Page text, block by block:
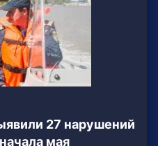
27 нарушений
мая